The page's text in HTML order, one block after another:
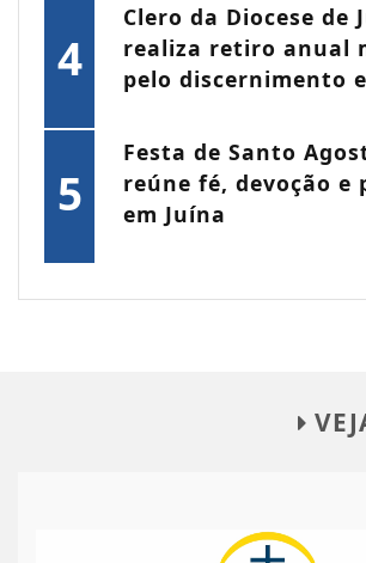
4
Clero da Diocese de
realiza retiro anual
pelo discernimento
5
Festa de Santo
reúne fé, devoção e
em Juína